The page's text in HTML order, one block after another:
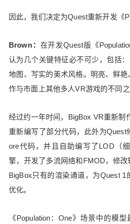
因此，我们决定为Quest重新开发《
Brown： 在开发Quest版《
认为几个关键特征必不可少，包括
地图、写实的美术风格。明亮、鲜
作与市面上其他多人VR游戏的不同之
经过约一年时间，BigBox VR重新制
重新编写了部分代码，此外为Quest
ore代码，并且自助编写了LOD（
擎，开发了多流网络和FMOD，修
BigBox只有的渲染通道，为Quest 1
优化。
《Population：One》场景中的模
e》中结交了许多朋友，加好友
家都很喜欢这款游戏。
布起到哪些帮助？ Brown：
在《Population：One》的开
到了帮助，比如：玩家可以通
踪游戏中将举行的活动，系统
你也会收到通知。 近期，《
一赛季加入了好友赠币活动，
点数兑换皮肤等礼品，当有人
向你推送通知。上述这些功能
功能。 Oculus的Deep
快速进入特定的服务器或VR
开发者们提供的Dashboard功
s：你们认为VR怎么样才算成